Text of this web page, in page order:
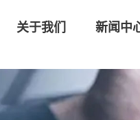
关于我们 新闻中